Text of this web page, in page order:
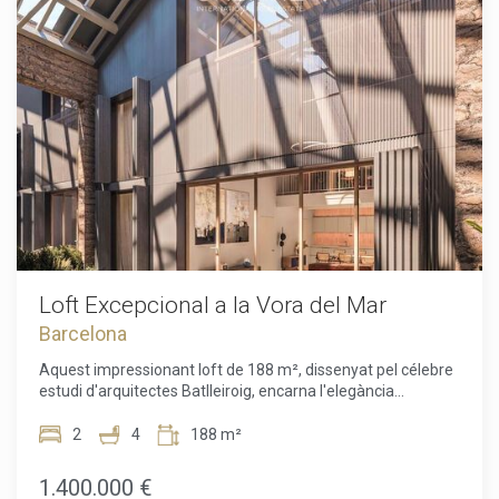
Inclou una plaça d'aparcament dins la finca.La zona
comunitària ofereix serveis exclusius: piscina de 180 m²,
solàrium, parc infantil, jardins enjardinats, gimnàs complet,
sala polivalent, sauna, vestuaris i servei de seguretat 24
hores.Situat a Sant Martí/Diagonal Mar, aquest pis gaudeix
d'una ubicació immillorable, molt a prop de botigues,
restaurants, zones verdes i a pocs minuts caminant de la
platja. L'opció ideal per a qui busca confort, modernitat i un
estil de vida actiu al costat del mar.
Loft Excepcional a la Vora del Mar
Barcelona
Aquest impressionant loft de 188 m², dissenyat pel célebre
estudi d'arquitectes Batlleiroig, encarna l'elegància
un edifici de disseny distintiu, aquesta propietat es destaca
la sensació d'espai i confort. La àmplia terrassa privada de
2 4 188 m²
1.400.000 €